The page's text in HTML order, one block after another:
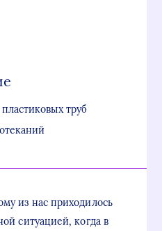
труб
из нас приходилось
ситуацией, когда в